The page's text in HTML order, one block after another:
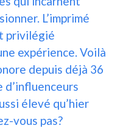
L’imprimé
privilégié
expérience. Voilà
depuis déjà 36
d’influenceurs
élevé qu’hier
vous pas?